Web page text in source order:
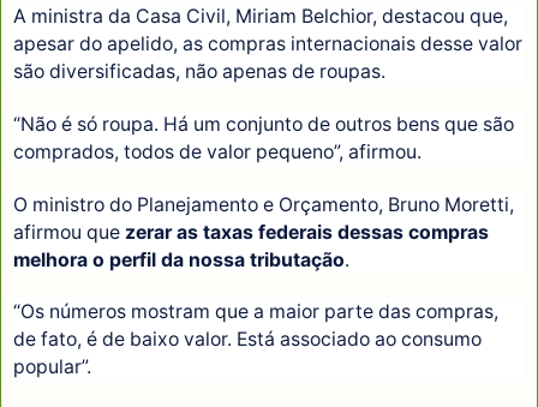
A ministra da Casa Civil, Miriam Belchior, destacou que,
apesar do apelido, as compras internacionais desse valor
são diversificadas, não apenas de roupas.
“Não é só roupa. Há um conjunto de outros bens que são
comprados, todos de valor pequeno”, afirmou.
O ministro do Planejamento e Orçamento, Bruno Moretti,
afirmou que zerar as taxas federais dessas compras
melhora o perfil da nossa tributação.
“Os números mostram que a maior parte das compras,
de fato, é de baixo valor. Está associado ao consumo
popular”.